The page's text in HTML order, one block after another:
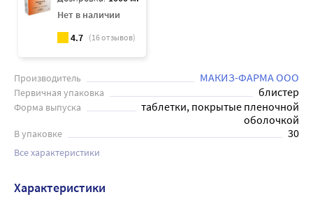
Нет в наличии
4.7 (16отзывов)
Производитель МАКИЗ-ФАРМА ООО
Первичная упаковка блистер
Форма выпуска
таблетки, покрытые пленочной
оболочкой
В упаковке 30
Все характеристики
Характеристики